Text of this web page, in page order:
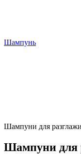
Шампунь
Шампуни для
Шампуни для